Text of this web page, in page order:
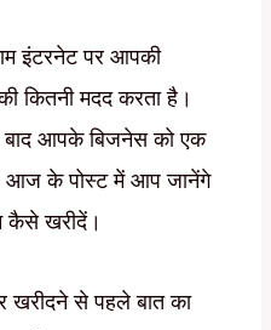
इंटरनेट पर आपकी
कितनी मदद करता है।
बाद आपके बिजनेस को एक
आज के पोस्ट में आप जानेंगे
कैसे खरीदें।
खरीदने से पहले बात का